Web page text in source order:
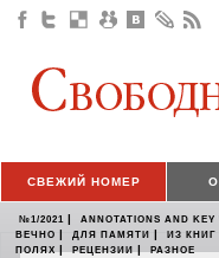
СВЕЖИЙ НОМЕР
№1/2021 | ANNOTATIONS AND KEY
ВЕЧНО | ДЛЯ ПАМЯТИ | ИЗ КНИГ
ПОЛЯХ | РЕЦЕНЗИИ | РАЗНОЕ